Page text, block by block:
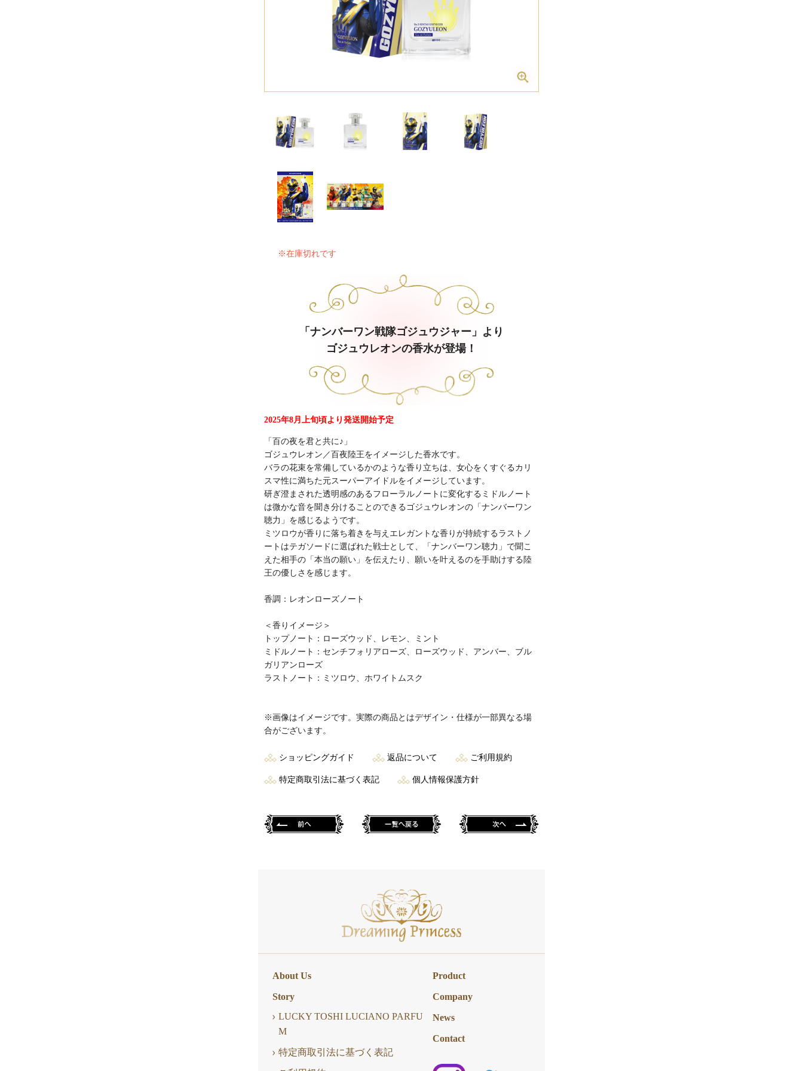
※在庫切れです
「ナンバーワン戦隊ゴジュウジャー」より
ゴジュウレオンの香水が登場！
2025年8月上旬頃より発送開始予定
「百の夜を君と共に♪」
ゴジュウレオン／百夜陸王をイメージした香水です。
バラの花束を常備しているかのような香り立ちは、女心をくすぐるカリ
スマ性に満ちた元スーパーアイドルをイメージしています。
研ぎ澄まされた透明感のあるフローラルノートに変化するミドルノート
は微かな音を聞き分けることのできるゴジュウレオンの「ナンバーワン
聴力」を感じるようです。
ミツロウが香りに落ち着きを与えエレガントな香りが持続するラストノ
ートはテガソードに選ばれた戦士として、「ナンバーワン聴力」で聞こ
えた相手の「本当の願い」を伝えたり、願いを叶えるのを手助けする陸
王の優しさを感じます。
香調：レオンローズノート
＜香りイメージ＞
トップノート：ローズウッド、レモン、ミント
ミドルノート：センチフォリアローズ、ローズウッド、アンバー、ブル
ガリアンローズ
ラストノート：ミツロウ、ホワイトムスク
※画像はイメージです。実際の商品とはデザイン・仕様が一部異なる場
合がございます。
ショッピングガイド 返品について ご利用規約
特定商取引法に基づく表記 個人情報保護方針
About Us
Story
LUCKY TOSHI LUCIANO PARFU
M
特定商取引法に基づく表記
Product
Company
News
Contact